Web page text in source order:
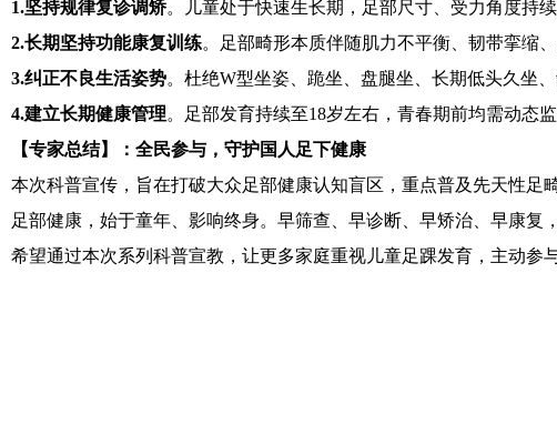
1.坚持规律复诊调矫。儿童处于快速生长期，足部尺寸、受力角度持
2.长期坚持功能康复训练。足部畸形本质伴随肌力不平衡、韧带挛缩
3.纠正不良生活姿势。杜绝W型坐姿、跪坐、盘腿坐、长期低头久坐
4.建立长期健康管理。足部发育持续至18岁左右，青春期前均需动态
【专家总结】
：全民参与，守护国人足下健康
本次科普宣传，旨在打破大众足部健康认知盲区，重点普及先天性足
足部健康，始于童年、影响终身。早筛查、早诊断、早矫治、早康复
希望通过本次系列科普宣教，让更多家庭重视儿童足踝发育，主动参